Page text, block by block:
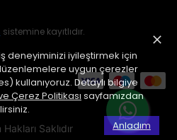
deneyiminizi iyileştirmek için
uygun çerezler
kullanıyoruz. Detaylı bilgiye
Çerez Politikası sayfamızdan
Anladım
sistemine kayıtlıdır.
Hakları Saklıdır